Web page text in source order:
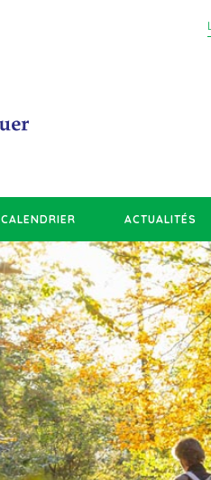
CALENDRIER ACTUALITÉS